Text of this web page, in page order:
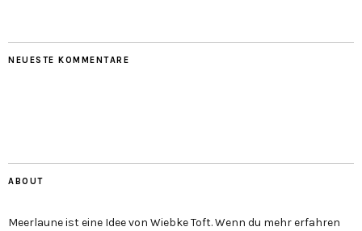
NEUESTE KOMMENTARE
ABOUT
Meerlaune ist eine Idee von Wiebke Toft. Wenn du mehr erfahren